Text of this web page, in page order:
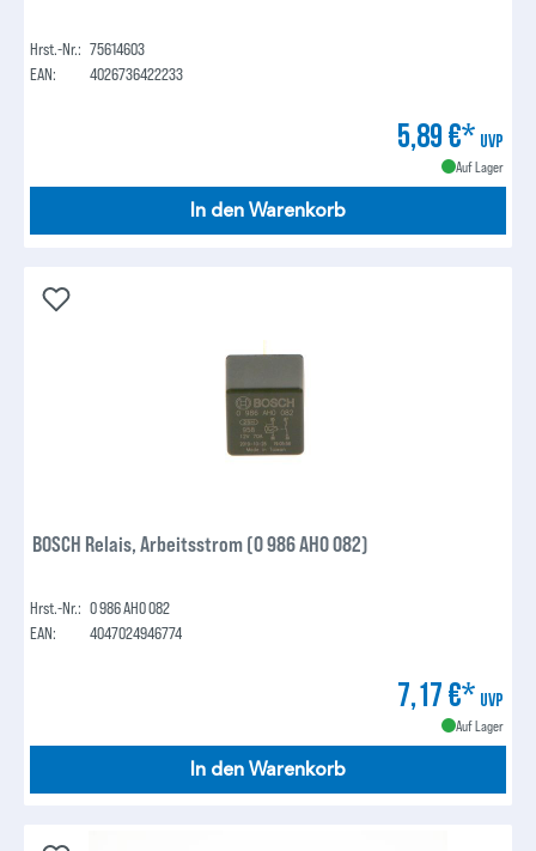
Hrst.-Nr.: 75614603
EAN:
4026736422233
5,89 €* UVP
Auf Lager
In den Warenkorb
BOSCH Relais, Arbeitsstrom (0 986 AH0 082)
Hrst.-Nr.: 0 986 AH0 082
EAN:
4047024946774
7,17 €* UVP
Auf Lager
In den Warenkorb